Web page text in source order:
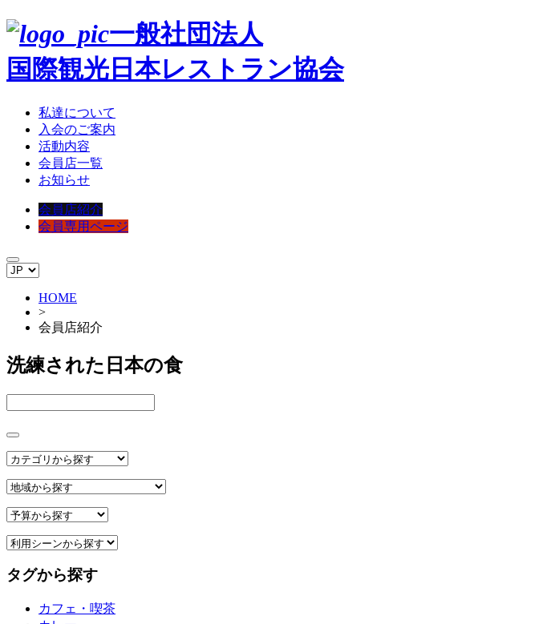
一般社団法人
国際観光日本レストラン協会
私達について
入会のご案内
活動内容
会員店一覧
お知らせ
会員店紹介
会員専用ページ
HOME
>
会員店紹介
洗練された日本の食
タグから探す
カフェ・喫茶